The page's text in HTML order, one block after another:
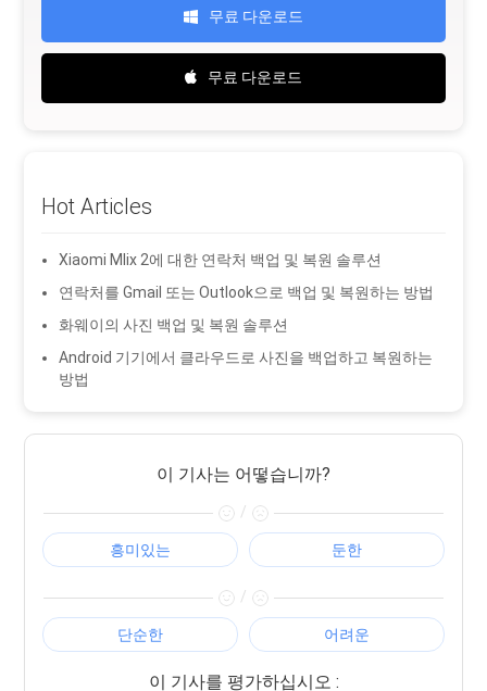
무료 다운로드
무료 다운로드
Hot Articles
Xiaomi MIix 2에 대한 연락처 백업 및 복원 솔루션
연락처를 Gmail 또는 Outlook으로 백업 및 복원하는 방법
화웨이의 사진 백업 및 복원 솔루션
Android 기기에서 클라우드로 사진을 백업하고 복원하는
방법
이 기사는 어떻습니까?
/
흥미있는 둔한
/
단순한 어려운
이 기사를 평가하십시오 :